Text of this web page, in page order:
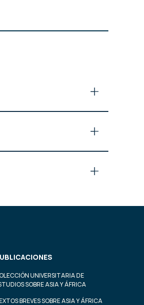
UNIVERSITARIA DE
SOBRE ASIA Y ÁFRICA
BREVES SOBRE ASIA Y ÁFRICA